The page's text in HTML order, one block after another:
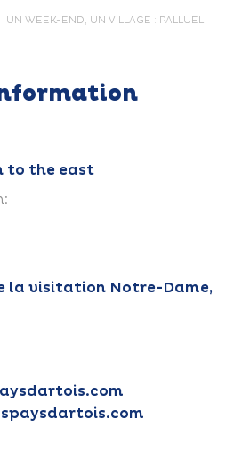
UN WEEK-END, UN VILLAGE : PALLUEL
to the east
la visitation Notre-Dame,